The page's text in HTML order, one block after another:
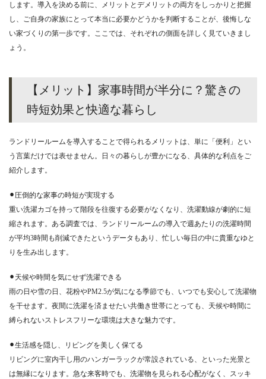
します。導入を決める前に、メリットとデメリットの両方をしっかりと把握
し、ご自身の家族にとって本当に必要かどうかを判断することが、後悔しな
い家づくりの第一歩です。ここでは、それぞれの側面を詳しく見ていきまし
ょう。
【メリット】家事時間が半分に？驚きの
時短効果と快適な暮らし
ランドリールームを導入することで得られるメリットは、単に「便利」とい
う言葉だけでは表せません。日々の暮らしが豊かになる、具体的な利点をご
紹介します。
⚫︎圧倒的な家事の時短が実現する
重い洗濯カゴを持って階段を往復する必要がなくなり、洗濯動線が劇的に短
縮されます。ある調査では、ランドリールームの導入で週あたりの洗濯時間
が平均3時間も削減できたというデータもあり、忙しい毎日の中に貴重なゆと
りを生み出します。
⚫︎天候や時間を気にせず洗濯できる
雨の日や雪の日、花粉やPM2.5が気になる季節でも、いつでも安心して洗濯物
を干せます。夜間に洗濯を済ませたい共働き世帯にとっても、天候や時間に
縛られないストレスフリーな環境は大きな魅力です。
⚫︎生活感を隠し、リビングを美しく保てる
リビングに室内干し用のハンガーラックが常設されている、といった光景と
は無縁になります。急な来客時でも、洗濯物を見られる心配がなく、スッキ